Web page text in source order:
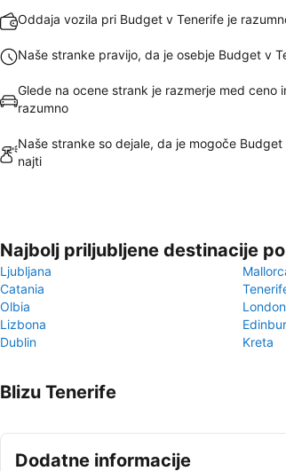
Oddaja vozila pri Budget v Tenerife je
Naše stranke pravijo, da je osebje Budget v
Glede na ocene strank je razmerje med ceno
razumno
Naše stranke so dejale, da je mogoče
najti
Najbolj priljubljene destinacije
Ljubljana
Catania
Olbia
London
Lizbona
Dublin
Kreta
Blizu Tenerife
Dodatne informacije